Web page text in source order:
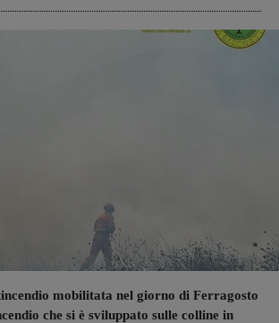
mobilitata nel giorno di Ferragosto
che si è sviluppato sulle colline in